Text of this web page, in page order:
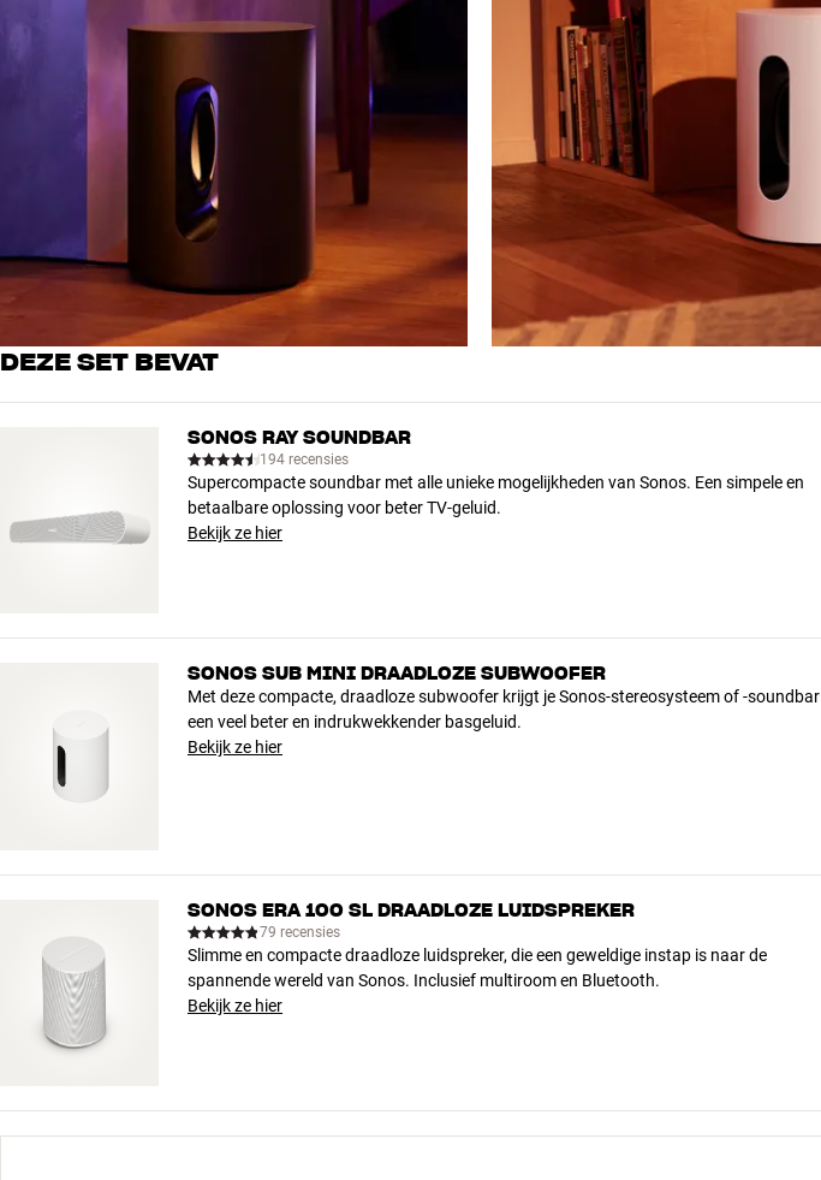
DEZE SET BEVAT
SONOS RAY SOUNDBAR
194 recensies
Supercompacte soundbar met alle unieke mogelijkheden van Sonos. Een simpele en
betaalbare oplossing voor beter TV-geluid.
Bekijk ze hier
SONOS SUB MINI DRAADLOZE SUBWOOFER
Met deze compacte, draadloze subwoofer krijgt je Sonos-stereosysteem of -soundbar
een veel beter en indrukwekkender basgeluid.
Bekijk ze hier
SONOS ERA 100 SL DRAADLOZE LUIDSPREKER
79 recensies
Slimme en compacte draadloze luidspreker, die een geweldige instap is naar de
spannende wereld van Sonos. Inclusief multiroom en Bluetooth.
Bekijk ze hier